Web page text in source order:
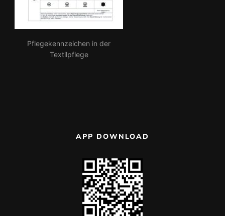
Pflegekennzeichen in der
Textilpflege
APP DOWNLOAD